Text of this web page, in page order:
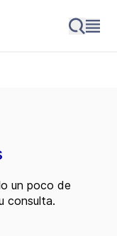
un poco de
consulta.